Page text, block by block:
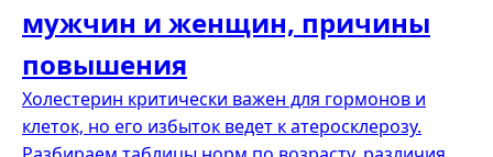
мужчин и женщин, причины
повышения
Холестерин критически важен для гормонов и
клеток, но его избыток ведет к атеросклерозу.